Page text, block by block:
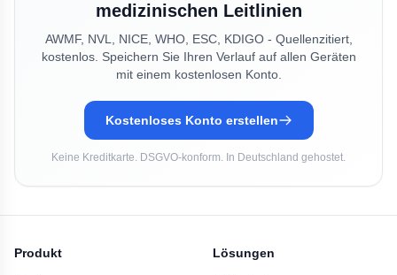
medizinischen Leitlinien
AWMF, NVL, NICE, WHO, ESC, KDIGO - Quellenzitiert,
kostenlos. Speichern Sie Ihren Verlauf auf allen Geräten
mit einem kostenlosen Konto.
Kostenloses Konto erstellen
Keine Kreditkarte. DSGVO-konform. In Deutschland gehostet.
Produkt Lösungen